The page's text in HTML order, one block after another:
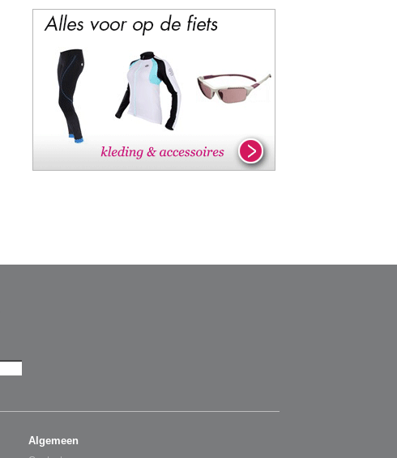
Algemeen